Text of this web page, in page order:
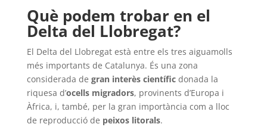
Què podem trobar en el
Delta del Llobregat?
El Delta del Llobregat està entre els tres aiguamolls
més importants de Catalunya. És una zona
considerada de gran interès científicdonada la
riquesa d’ocells migradors, provinents d’Europa i
Àfrica, i, també, per la gran importància com a lloc
de reproducció de peixos litorals.